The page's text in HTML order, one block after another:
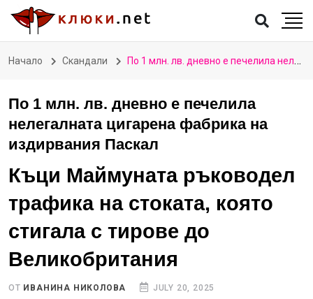
Начало Скандали По 1 млн. лв. дневно е печелила нелегалната цигарена фабрика на издирвания Паскал
По 1 млн. лв. дневно е печелила
нелегалната цигарена фабрика на
издирвания Паскал
Къци Маймуната ръководел
трафика на стоката, която
стигала с тирове до
Великобритания
ОТ ИВАНИНА НИКОЛОВА
JULY 20, 2025